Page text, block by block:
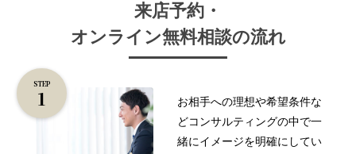
来店予約・
オンライン無料相談の流れ
STEP
お相手への理想や希望条件な
どコンサルティングの中で一
緒にイメージを明確にしてい